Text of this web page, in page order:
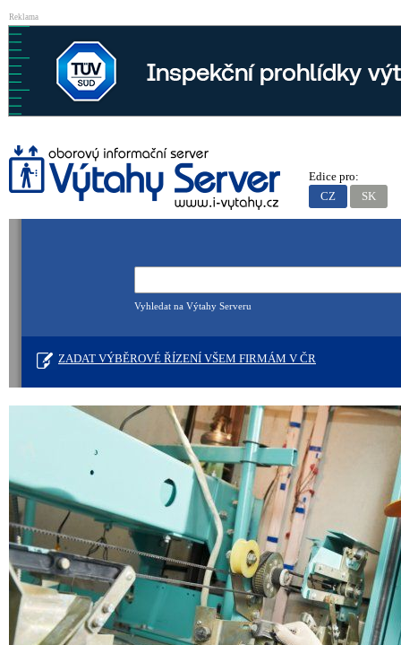
Reklama
Vyhledat na Výtahy Serveru
ZADAT VÝBĚROVÉ ŘÍZENÍ VŠEM FIRMÁM V ČR
Edice pro:
CZ
SK